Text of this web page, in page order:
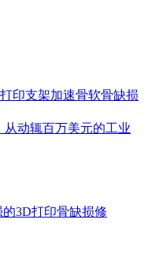
印支架加速骨软骨缺损
从动辄百万美元的工业